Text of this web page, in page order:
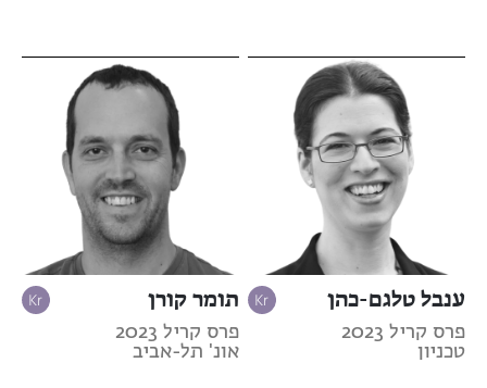
ענבל טלגם-כהן
פרס קריל 2023
טכניון
תומר קורן
פרס קריל 2023
אונ' תל-אביב